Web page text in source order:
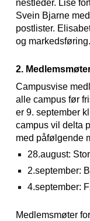
nestleder. Lise
Svein Bjarne
postlister.
og markedsføring.
2.
Campusvise
alle campus før
er 9. september
campus vil delta
med påfølgende
28.august:
2.september:
4.september:
Medlemsmøter